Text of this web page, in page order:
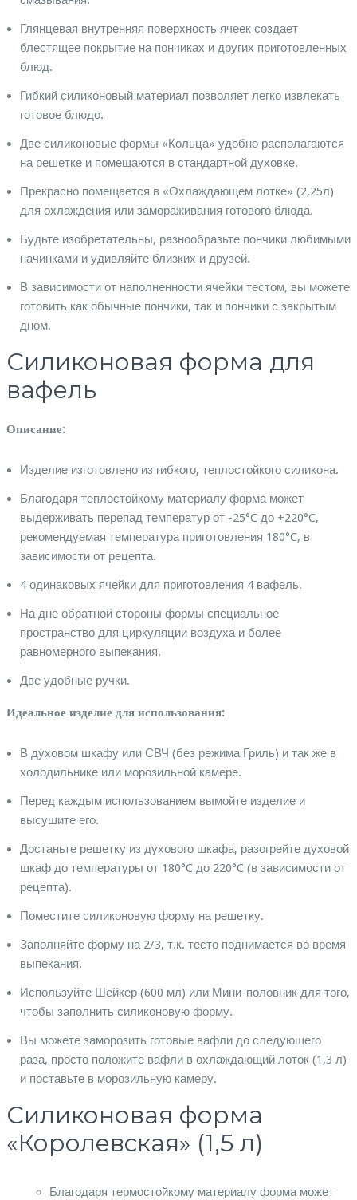
Глянцевая внутренняя поверхность ячеек создает
блестящее покрытие на пончиках и других приготовленных
блюд.
Гибкий силиконовый материал позволяет легко извлекать
готовое блюдо.
Две силиконовые формы «Кольца» удобно располагаются
на решетке и помещаются в стандартной духовке.
Прекрасно помещается в «Охлаждающем лотке» (2,25л)
для охлаждения или замораживания готового блюда.
Будьте изобретательны, разнообразьте пончики любимыми
начинками и удивляйте близких и друзей.
В зависимости от наполненности ячейки тестом, вы можете
готовить как обычные пончики, так и пончики с закрытым
дном.
Силиконовая форма для
вафель
Описание:
Изделие изготовлено из гибкого, теплостойкого силикона.
Благодаря теплостойкому материалу форма может
выдерживать перепад температур от -25°C до +220°C,
рекомендуемая температура приготовления 180°C, в
зависимости от рецепта.
4 одинаковых ячейки для приготовления 4 вафель.
На дне обратной стороны формы специальное
пространство для циркуляции воздуха и более
равномерного выпекания.
Две удобные ручки.
Идеальное изделие для использования:
В духовом шкафу или СВЧ (без режима Гриль) и так же в
холодильнике или морозильной камере.
Перед каждым использованием вымойте изделие и
высушите его.
Достаньте решетку из духового шкафа, разогрейте духовой
шкаф до температуры от 180°C до 220°C (в зависимости от
рецепта).
Поместите силиконовую форму на решетку.
Заполняйте форму на 2/3, т.к. тесто поднимается во время
выпекания.
Используйте Шейкер (600 мл) или Мини-половник для того,
чтобы заполнить силиконовую форму.
Вы можете заморозить готовые вафли до следующего
раза, просто положите вафли в охлаждающий лоток (1,3 л)
и поставьте в морозильную камеру.
Силиконовая форма
«Королевская» (1,5 л)
Благодаря термостойкому материалу форма может